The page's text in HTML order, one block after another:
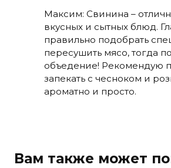
Максим: Свинина –
вкусных и сытных блюд.
правильно подобрать
пересушить мясо, тогда
объедение! Рекомендую
запекать с чесноком и
ароматно и просто.
Вам также может